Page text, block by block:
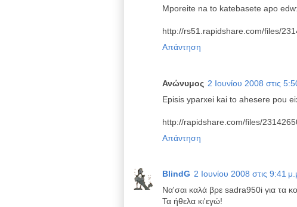
Mporeite na to katebasete apo edw:
http://rs51.rapidshare.com/files/
Απάντηση
Ανώνυμος 2 Ιουνίου 2008 στις
Episis yparxei kai to ahesere pou
http://rapidshare.com/files/
Απάντηση
BlindG 2 Ιουνίου 2008 στις 9:41
Να'σαι καλά βρε sadra950i για τα
Τα ήθελα κι'εγώ!